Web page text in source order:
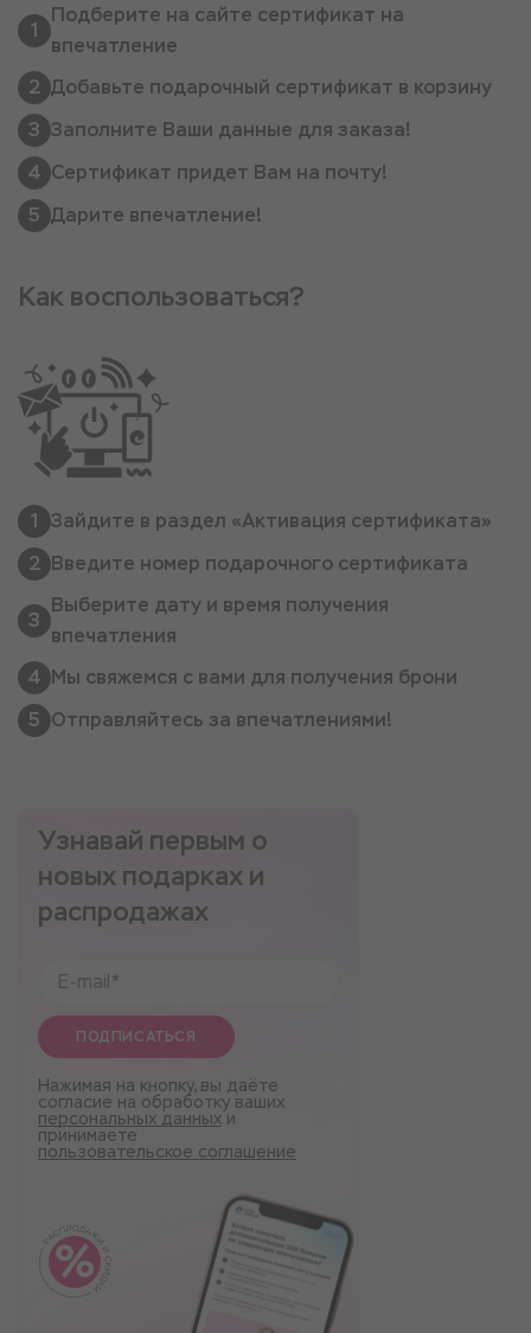
1
Подберите на сайте сертификат на
впечатление
2 Добавьте подарочный сертификат в корзину
3 Заполните Ваши данные для заказа!
4 Сертификат придет Вам на почту!
5 Дарите впечатление!
Как воспользоваться?
1 Зайдите в раздел «Активация сертификата»
2 Введите номер подарочного сертификата
3
Выберите дату и время получения
впечатления
4 Мы свяжемся с вами для получения брони
5 Отправляйтесь за впечатлениями!
Узнавай первым о
новых подарках и
распродажах
ПОДПИСАТЬСЯ
Нажимая на кнопку, вы даёте
согласие на обработку ваших
персональных данныхи
принимаете
пользовательское соглашение